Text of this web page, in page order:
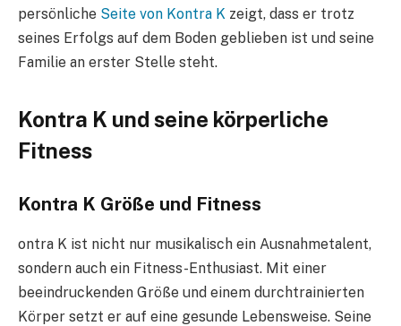
persönliche Seite von Kontra K zeigt, dass er trotz
seines Erfolgs auf dem Boden geblieben ist und seine
Familie an erster Stelle steht.
Kontra K und seine körperliche
Fitness
Kontra K Größe und Fitness
ontra K ist nicht nur musikalisch ein Ausnahmetalent,
sondern auch ein Fitness-Enthusiast. Mit einer
beeindruckenden Größe und einem durchtrainierten
Körper setzt er auf eine gesunde Lebensweise. Seine